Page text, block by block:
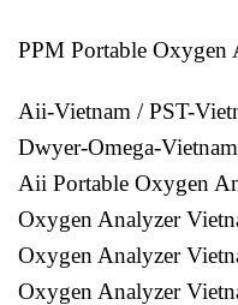
PPM Portable Oxygen
Aii-Vietnam / PST-
Dwyer-Omega-Vietnam
Aii Portable Oxygen
Oxygen Analyzer
Oxygen Analyzer
Oxygen Analyzer